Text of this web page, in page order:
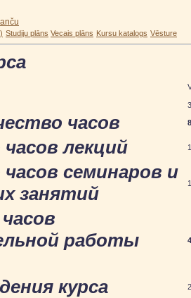
Studiju plāns Vecais plāns Kursu katalogs Vēsture
3
часов
лекций
семинаров и
занятий
работы
курса